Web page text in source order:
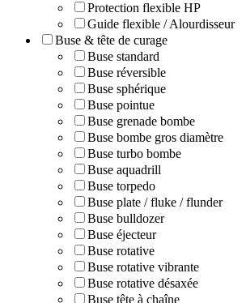
Protection flexible HP
Guide flexible / Alourdisseur
Buse & tête de curage
Buse standard
Buse réversible
Buse sphérique
Buse pointue
Buse grenade bombe
Buse bombe gros diamètre
Buse turbo bombe
Buse aquadrill
Buse torpedo
Buse plate / fluke / flunder
Buse bulldozer
Buse éjecteur
Buse rotative
Buse rotative vibrante
Buse rotative désaxée
Buse tête à chaîne